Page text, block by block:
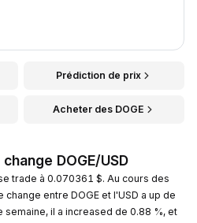
Prédiction de prix
Acheter des DOGE
DOGE/USD
trade à 0.070361 $. Au cours des
entre DOGE et l'USD a up de
semaine, il a increased de 0.88 %, et